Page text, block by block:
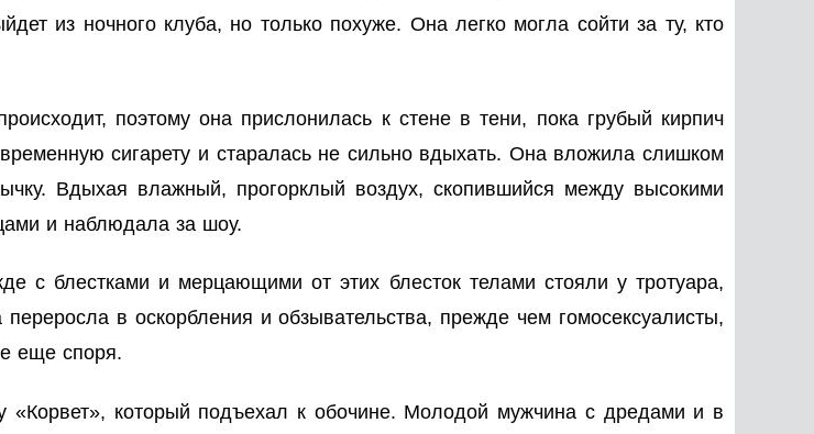
из ночного клуба, но только похуже. Она легко могла сойти за ту, кто
поэтому она прислонилась к стене в тени, пока грубый кирпич
сигарету и старалась не сильно вдыхать. Она вложила слишком
Вдыхая влажный, прогорклый воздух, скопившийся между высокими
и наблюдала за шоу.
с блестками и мерцающими от этих блесток телами стояли у тротуара,
в оскорбления и обзывательства, прежде чем гомосексуалисты,
еще споря.
«Корвет», который подъехал к обочине. Молодой мужчина с дредами и в